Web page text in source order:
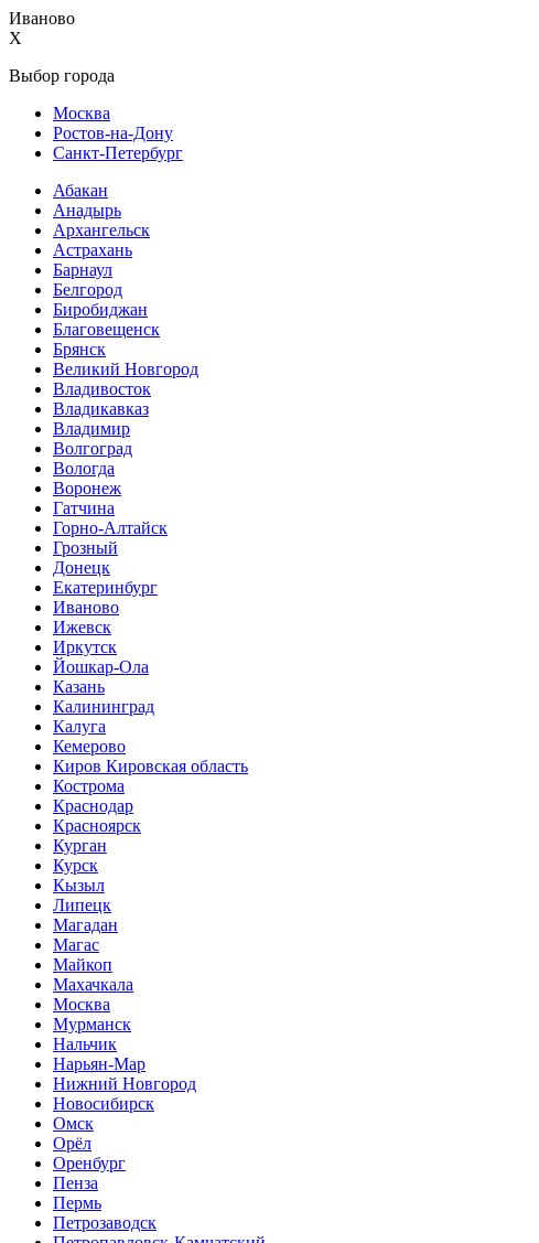
Иваново
X
Выбор города
Москва
Ростов-на-Дону
Санкт-Петербург
Абакан
Анадырь
Архангельск
Астрахань
Барнаул
Белгород
Биробиджан
Благовещенск
Брянск
Великий Новгород
Владивосток
Владикавказ
Владимир
Волгоград
Вологда
Воронеж
Гатчина
Горно-Алтайск
Грозный
Донецк
Екатеринбург
Иваново
Ижевск
Иркутск
Йошкар-Ола
Казань
Калининград
Калуга
Кемерово
Киров Кировская область
Кострома
Краснодар
Красноярск
Курган
Курск
Кызыл
Липецк
Магадан
Магас
Майкоп
Махачкала
Москва
Мурманск
Нальчик
Нарьян-Мар
Нижний Новгород
Новосибирск
Омск
Орёл
Оренбург
Пенза
Пермь
Петрозаводск